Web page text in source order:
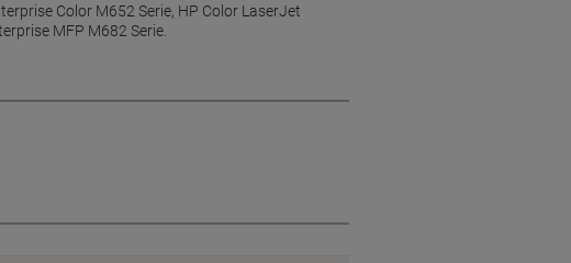
Color M652 Serie, HP Color LaserJet
MFP M682 Serie.